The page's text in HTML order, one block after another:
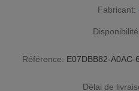
Fabricant:
Référence: E07DBB82-
Délai de